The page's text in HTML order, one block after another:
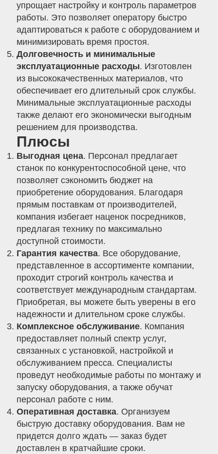
упрощает настройку и контроль параметров
работы. Это позволяет оператору быстро
адаптироваться к работе с оборудованием и
минимизировать время простоя.
Долговечность и минимальные
эксплуатационные расходы. Изготовлен
из высококачественных материалов, что
обеспечивает его длительный срок службы.
Минимальные эксплуатационные расходы
также делают его экономически выгодным
решением для производства.
Плюсы
Выгодная цена. Персонал предлагает
станок по конкурентоспособной цене, что
позволяет сэкономить бюджет на
приобретение оборудования. Благодаря
прямым поставкам от производителей,
компания избегает наценок посредников,
предлагая технику по максимально
доступной стоимости.
Гарантия качества. Все оборудование,
представленное в ассортименте компании,
проходит строгий контроль качества и
соответствует международным стандартам.
Приобретая, вы можете быть уверены в его
надежности и длительном сроке службы.
Комплексное обслуживание. Компания
предоставляет полный спектр услуг,
связанных с установкой, настройкой и
обслуживанием пресса. Специалисты
проведут необходимые работы по монтажу и
запуску оборудования, а также обучат
персонал работе с ним.
Оперативная доставка. Организуем
быструю доставку оборудования. Вам не
придется долго ждать — заказ будет
доставлен в кратчайшие сроки.